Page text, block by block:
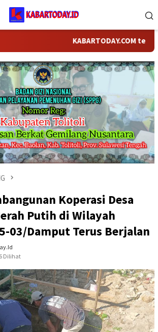
KABARTODAY.COM telah
Koperasi Desa
Putih di Wilayah
03/Damput Terus Berjalan
Dilihat